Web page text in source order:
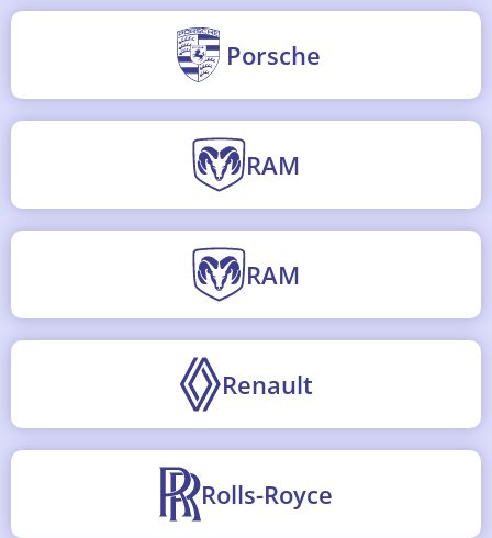
Porsche
RAM
RAM
Renault
Rolls-Royce